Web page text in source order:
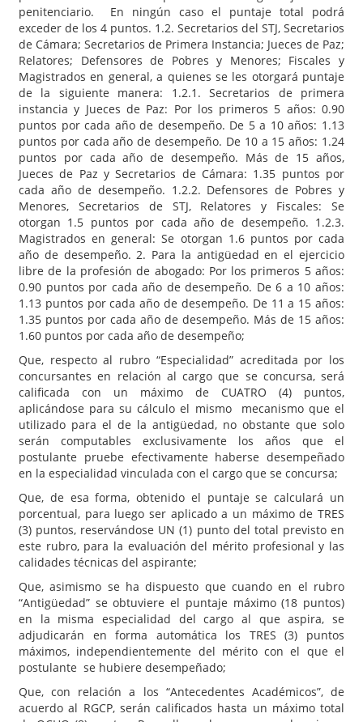
penitenciario. En ningún caso el puntaje total podrá
exceder de los 4 puntos. 1.2. Secretarios del STJ, Secretarios
de Cámara; Secretarios de Primera Instancia; Jueces de Paz;
Relatores; Defensores de Pobres y Menores; Fiscales y
Magistrados en general, a quienes se les otorgará puntaje
de la siguiente manera: 1.2.1. Secretarios de primera
instancia y Jueces de Paz: Por los primeros 5 años: 0.90
puntos por cada año de desempeño. De 5 a 10 años: 1.13
puntos por cada año de desempeño. De 10 a 15 años: 1.24
puntos por cada año de desempeño. Más de 15 años,
Jueces de Paz y Secretarios de Cámara: 1.35 puntos por
cada año de desempeño. 1.2.2. Defensores de Pobres y
Menores, Secretarios de STJ, Relatores y Fiscales: Se
otorgan 1.5 puntos por cada año de desempeño. 1.2.3.
Magistrados en general: Se otorgan 1.6 puntos por cada
año de desempeño. 2. Para la antigüedad en el ejercicio
libre de la profesión de abogado: Por los primeros 5 años:
0.90 puntos por cada año de desempeño. De 6 a 10 años:
1.13 puntos por cada año de desempeño. De 11 a 15 años:
1.35 puntos por cada año de desempeño. Más de 15 años:
1.60 puntos por cada año de desempeño;
Que, respecto al rubro “Especialidad” acreditada por los
concursantes en relación al cargo que se concursa, será
calificada con un máximo de CUATRO (4) puntos,
aplicándose para su cálculo el mismo mecanismo que el
utilizado para el de la antigüedad, no obstante que solo
serán computables exclusivamente los años que el
postulante pruebe efectivamente haberse desempeñado
en la especialidad vinculada con el cargo que se concursa;
Que, de esa forma, obtenido el puntaje se calculará un
porcentual, para luego ser aplicado a un máximo de TRES
(3) puntos, reservándose UN (1) punto del total previsto en
este rubro, para la evaluación del mérito profesional y las
calidades técnicas del aspirante;
Que, asimismo se ha dispuesto que cuando en el rubro
“Antigüedad” se obtuviere el puntaje máximo (18 puntos)
en la misma especialidad del cargo al que aspira, se
adjudicarán en forma automática los TRES (3) puntos
máximos, independientemente del mérito con el que el
postulante se hubiere desempeñado;
Que, con relación a los “Antecedentes Académicos”, de
acuerdo al RGCP, serán calificados hasta un máximo total